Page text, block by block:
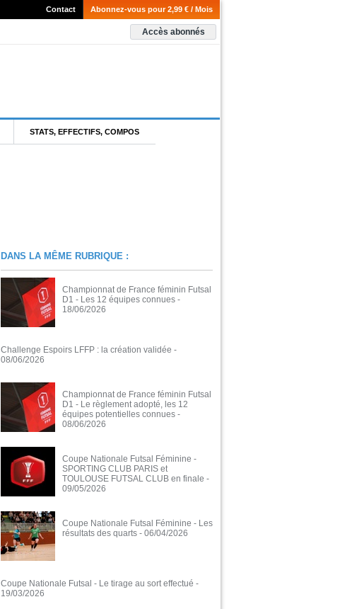
Abonnez-vous pour 2,99 € / Mois
Contact
Accès abonnés
STATS, EFFECTIFS, COMPOS
DANS LA MÊME RUBRIQUE :
Championnat de France féminin Futsal
D1 - Les 12 équipes connues -
18/06/2026
Challenge Espoirs LFFP : la création validée -
08/06/2026
Championnat de France féminin Futsal
D1 - Le règlement adopté, les 12
équipes potentielles connues -
08/06/2026
Coupe Nationale Futsal Féminine -
SPORTING CLUB PARIS et
TOULOUSE FUTSAL CLUB en finale -
09/05/2026
Coupe Nationale Futsal Féminine - Les
résultats des quarts - 06/04/2026
Coupe Nationale Futsal - Le tirage au sort effectué -
19/03/2026